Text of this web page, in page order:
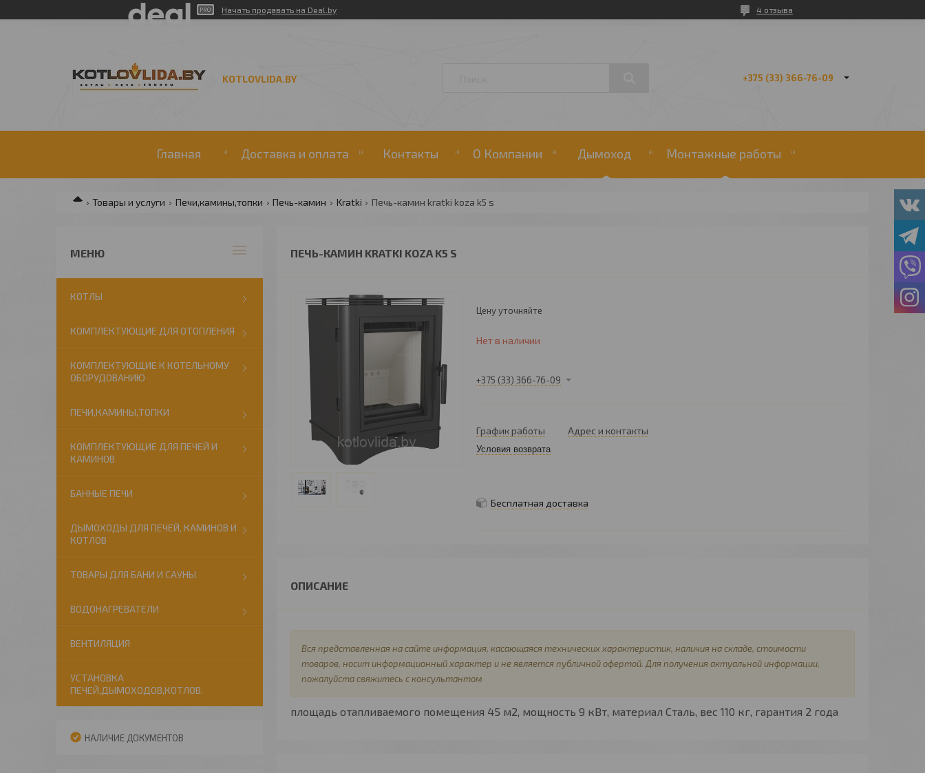
Начать продавать на Deal.by 4 отзыва
KOTLOVLIDA.BY +375 (33) 366-76-09
Главная Доставка и оплата Контакты О Компании Дымоход Монтажные работы
Товары и услуги Печи,камины,топки Печь-камин Kratki Печь-камин kratki koza k5 s
ПЕЧЬ-КАМИН KRATKI KOZA K5 S
Цену уточняйте
Нет в наличии
+375 (33) 366-76-09
График работы Адрес и контакты
Условия возврата
Бесплатная доставка
Вся представленная на сайте информация, касающаяся технических характеристик, наличия на складе, стоимости
товаров, носит информационный характер и не является публичной офертой. Для получения актуальной информации,
пожалуйста свяжитесь с консультантом
площадь отапливаемого помещения 45 м2, мощность 9 кВт, материал Сталь, вес 110 кг, гарантия 2 года
КОТЛЫ
КОМПЛЕКТУЮЩИЕ ДЛЯ ОТОПЛЕНИЯ
КОМПЛЕКТУЮЩИЕ К КОТЕЛЬНОМУ
ОБОРУДОВАНИЮ
ПЕЧИ,КАМИНЫ,ТОПКИ
КОМПЛЕКТУЮЩИЕ ДЛЯ ПЕЧЕЙ И
КАМИНОВ
БАННЫЕ ПЕЧИ
ДЫМОХОДЫ ДЛЯ ПЕЧЕЙ, КАМИНОВ И
КОТЛОВ
ТОВАРЫ ДЛЯ БАНИ И САУНЫ
ВОДОНАГРЕВАТЕЛИ
ВЕНТИЛЯЦИЯ
УСТАНОВКА
ПЕЧЕЙ,ДЫМОХОДОВ,КОТЛОВ.
НАЛИЧИЕ ДОКУМЕНТОВ